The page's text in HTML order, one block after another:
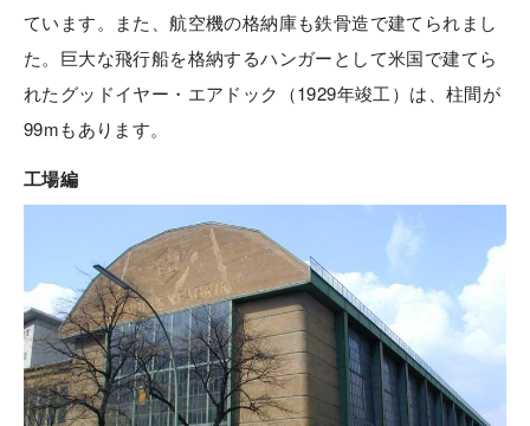
工場編
ています。また、航空機の格納庫も鉄骨造で建てられまし
た。巨大な飛行船を格納するハンガーとして米国で建てら
れたグッドイヤー・エアドック（1929年竣工）は、柱間が
99mもあります。